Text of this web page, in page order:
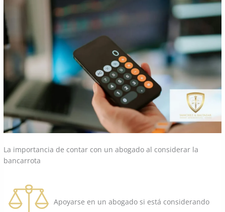
La importancia de contar con un abogado al considerar la
bancarrota
Apoyarse en un abogado si está considerando